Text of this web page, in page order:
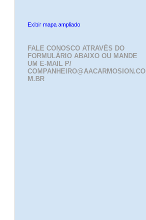
Exibir mapa ampliado
FALE CONOSCO ATRAVÉS DO
FORMULÁRIO ABAIXO OU MANDE
UM E-MAIL P/
COMPANHEIRO@AACARMOSION.CO
M.BR